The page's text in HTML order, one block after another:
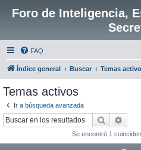
Foro de Inteligencia,
FAQ
Índice general Buscar Temas
Temas activos
Ir a búsqueda avanzada
Buscar
Se encontró 1